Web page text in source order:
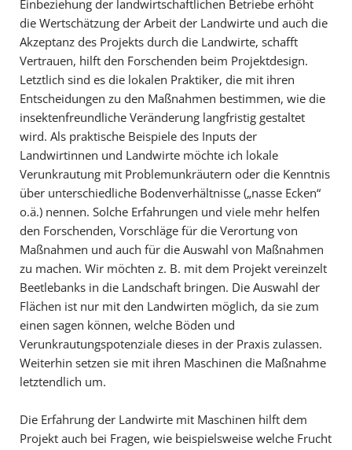
Einbeziehung der landwirtschaftlichen Betriebe erhöht
die Wertschätzung der Arbeit der Landwirte und auch die
Akzeptanz des Projekts durch die Landwirte, schafft
Vertrauen, hilft den Forschenden beim Projektdesign.
Letztlich sind es die lokalen Praktiker, die mit ihren
Entscheidungen zu den Maßnahmen bestimmen, wie die
insektenfreundliche Veränderung langfristig gestaltet
wird. Als praktische Beispiele des Inputs der
Landwirtinnen und Landwirte möchte ich lokale
Verunkrautung mit Problemunkräutern oder die Kenntnis
über unterschiedliche Bodenverhältnisse („nasse Ecken“
o.ä.) nennen. Solche Erfahrungen und viele mehr helfen
den Forschenden, Vorschläge für die Verortung von
Maßnahmen und auch für die Auswahl von Maßnahmen
zu machen. Wir möchten z. B. mit dem Projekt vereinzelt
Beetlebanks in die Landschaft bringen. Die Auswahl der
Flächen ist nur mit den Landwirten möglich, da sie zum
einen sagen können, welche Böden und
Verunkrautungspotenziale dieses in der Praxis zulassen.
Weiterhin setzen sie mit ihren Maschinen die Maßnahme
letztendlich um.
Die Erfahrung der Landwirte mit Maschinen hilft dem
Projekt auch bei Fragen, wie beispielsweise welche Frucht